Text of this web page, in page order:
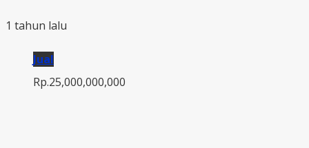
1 tahun lalu
Jual
Rp.25,000,000,000